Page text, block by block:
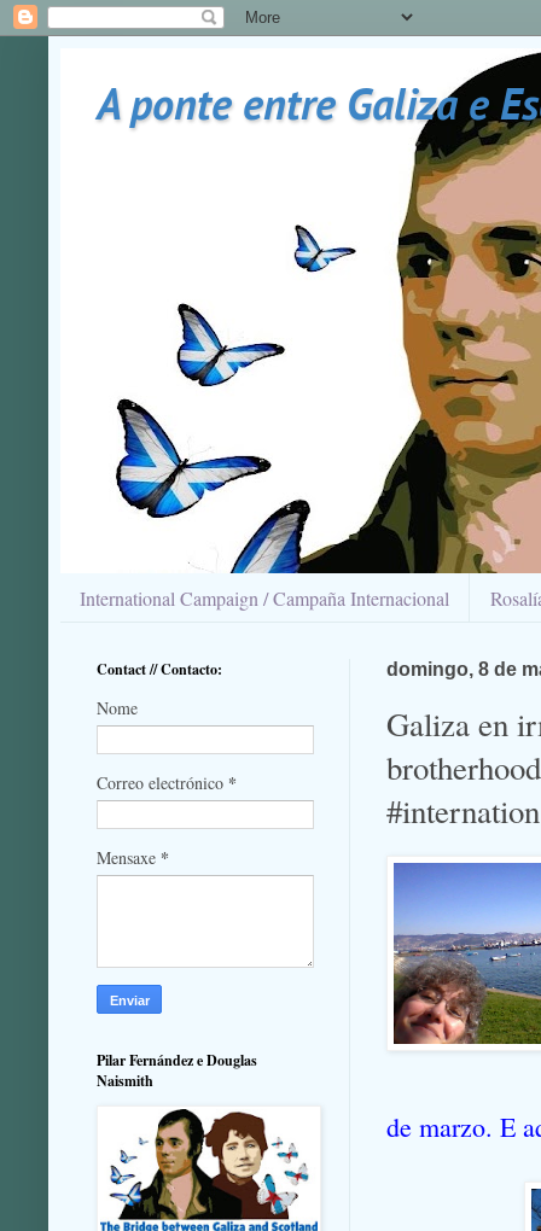
A ponte entre Galiza e
International Campaign / Campaña Internacional
domingo, 8 de
Galiza en
de marzo. E
Contact // Contacto:
Nome
Correo electrónico *
Mensaxe *
Pilar Fernández e Douglas
Naismith